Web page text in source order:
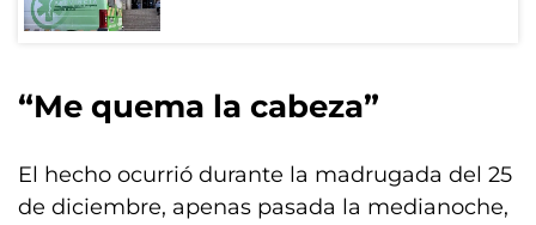
“Me quema la cabeza”
El hecho ocurrió durante la madrugada del 25
de diciembre, apenas pasada la medianoche,